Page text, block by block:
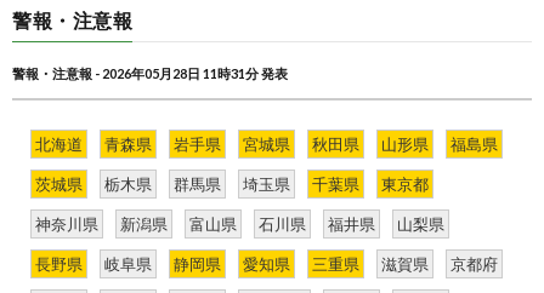
警報・注意報
警報・注意報 - 2026年05月28日 11時31分 発表
北海道 青森県 岩手県 宮城県 秋田県 山形県 福島県
茨城県 栃木県 群馬県 埼玉県 千葉県 東京都
神奈川県 新潟県 富山県 石川県 福井県 山梨県
長野県 岐阜県 静岡県 愛知県 三重県 滋賀県 京都府